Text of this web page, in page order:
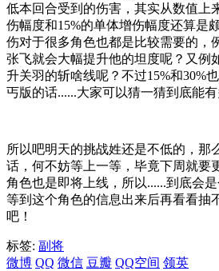
低本回合受到的伤害，其实从数值上
伤幅度和15%的单体增伤幅度还算是
伤对于很多角色也都是比较需要的，
张飞就会大幅提升他的坦度呢？又例
升关羽的斩啥线呢？不过15%和30%
丐版的话......大家可以猜一猜到底能有
所以吧明天的挑战姓还是不低的，那
话，何不妨等上一等，毕竟下周就要
角色也是即将上线，所以......到底会
等到这个角色的信息出来后再看看抽
吧！
标签: 副将
微博 QQ 微信 豆瓣 QQ空间 领英